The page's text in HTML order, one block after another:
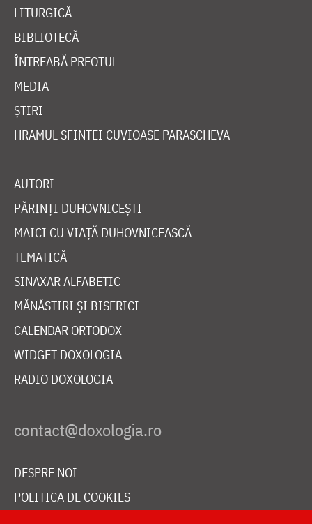
LITURGICĂ
BIBLIOTECĂ
ÎNTREABĂ PREOTUL
MEDIA
ȘTIRI
HRAMUL SFINTEI CUVIOASE PARASCHEVA
AUTORI
PĂRINȚI DUHOVNICEȘTI
MAICI CU VIAȚĂ DUHOVNICEASCĂ
TEMATICĂ
SINAXAR ALFABETIC
MĂNĂSTIRI ȘI BISERICI
CALENDAR ORTODOX
WIDGET DOXOLOGIA
RADIO DOXOLOGIA
DESPRE NOI
POLITICA DE COOKIES